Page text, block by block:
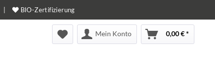
BIO-Zertifizierung
Mein Konto 0,00 € *